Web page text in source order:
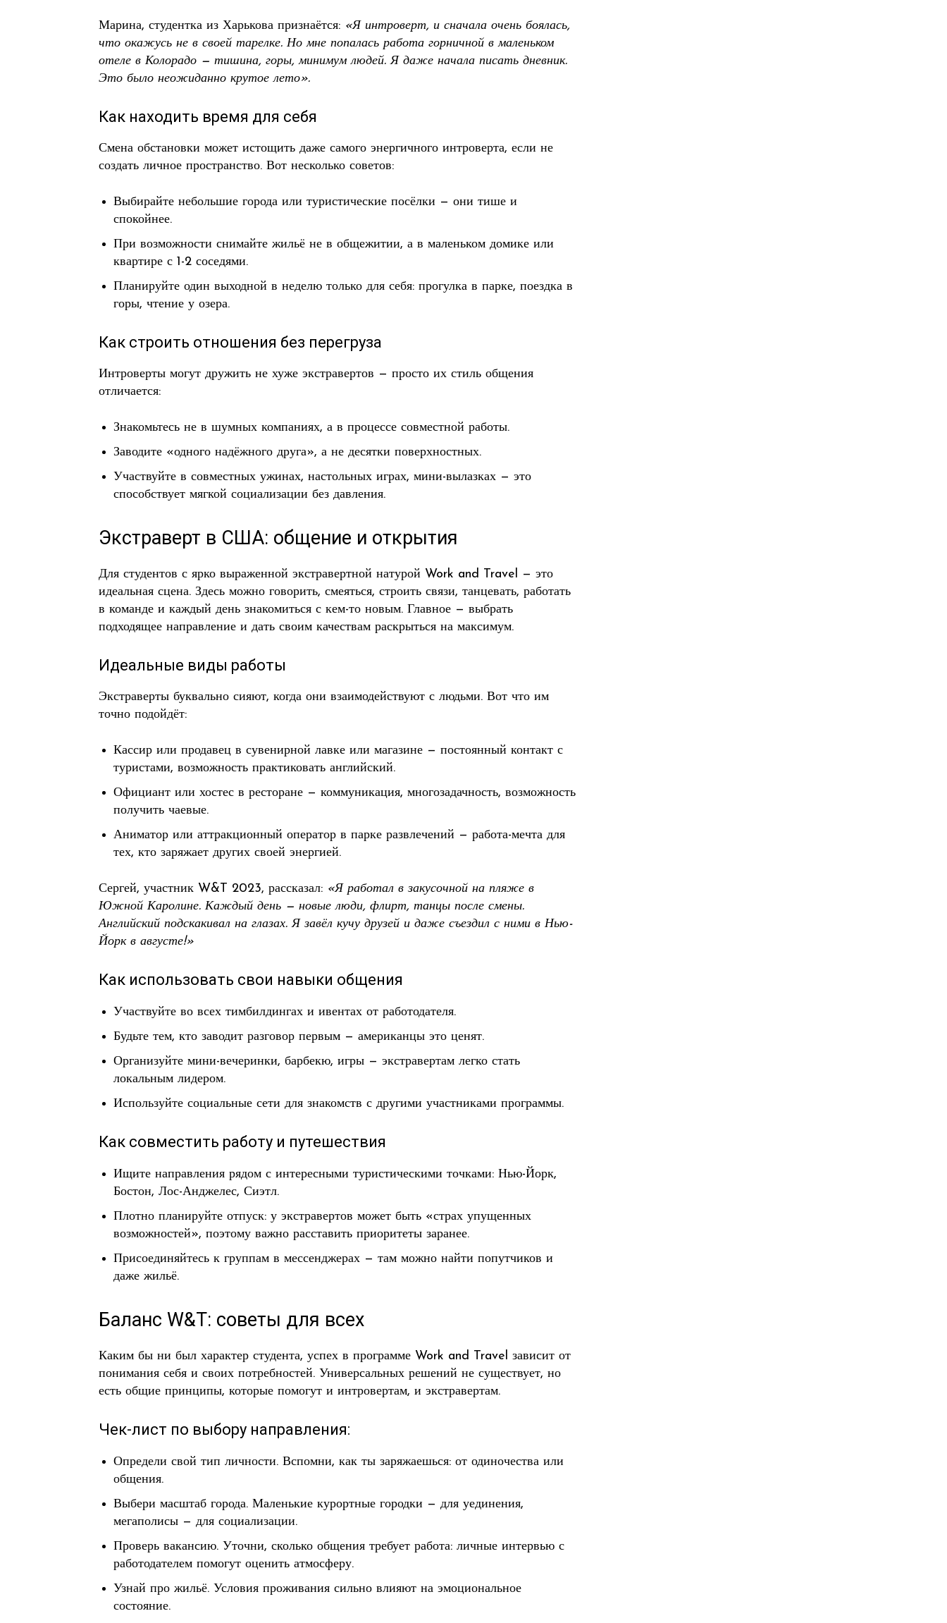
Марина, студентка из Харькова признаётся: «Я интроверт, и сначала очень боялась,
что окажусь не в своей тарелке. Но мне попалась работа горничной в маленьком
отеле в Колорадо — тишина, горы, минимум людей. Я даже начала писать дневник.
Это было неожиданно крутое лето».
Как находить время для себя
Смена обстановки может истощить даже самого энергичного интроверта, если не
создать личное пространство. Вот несколько советов:
Выбирайте небольшие города или туристические посёлки — они тише и
спокойнее.
При возможности снимайте жильё не в общежитии, а в маленьком домике или
квартире с 1-2 соседями.
Планируйте один выходной в неделю только для себя: прогулка в парке, поездка в
горы, чтение у озера.
Как строить отношения без перегруза
Интроверты могут дружить не хуже экстравертов — просто их стиль общения
отличается:
Знакомьтесь не в шумных компаниях, а в процессе совместной работы.
Заводите «одного надёжного друга», а не десятки поверхностных.
Участвуйте в совместных ужинах, настольных играх, мини-вылазках — это
способствует мягкой социализации без давления.
Экстраверт в США: общение и открытия
Для студентов с ярко выраженной экстравертной натурой Work and Travel — это
идеальная сцена. Здесь можно говорить, смеяться, строить связи, танцевать, работать
в команде и каждый день знакомиться с кем-то новым. Главное — выбрать
подходящее направление и дать своим качествам раскрыться на максимум.
Идеальные виды работы
Экстраверты буквально сияют, когда они взаимодействуют с людьми. Вот что им
точно подойдёт:
Кассир или продавец в сувенирной лавке или магазине — постоянный контакт с
туристами, возможность практиковать английский.
Официант или хостес в ресторане — коммуникация, многозадачность, возможность
получить чаевые.
Аниматор или аттракционный оператор в парке развлечений — работа-мечта для
тех, кто заряжает других своей энергией.
Сергей, участник W&T 2023, рассказал: «Я работал в закусочной на пляже в
Южной Каролине. Каждый день — новые люди, флирт, танцы после смены.
Английский подскакивал на глазах. Я завёл кучу друзей и даже съездил с ними в Нью-
Йорк в августе!»
Как использовать свои навыки общения
Участвуйте во всех тимбилдингах и ивентах от работодателя.
Будьте тем, кто заводит разговор первым — американцы это ценят.
Организуйте мини-вечеринки, барбекю, игры — экстравертам легко стать
локальным лидером.
Используйте социальные сети для знакомств с другими участниками программы.
Как совместить работу и путешествия
Ищите направления рядом с интересными туристическими точками: Нью-Йорк,
Бостон, Лос-Анджелес, Сиэтл.
Плотно планируйте отпуск: у экстравертов может быть «страх упущенных
возможностей», поэтому важно расставить приоритеты заранее.
Присоединяйтесь к группам в мессенджерах — там можно найти попутчиков и
даже жильё.
Баланс W&T: советы для всех
Каким бы ни был характер студента, успех в программе Work and Travel зависит от
понимания себя и своих потребностей. Универсальных решений не существует, но
есть общие принципы, которые помогут и интровертам, и экстравертам.
Чек-лист по выбору направления:
Определи свой тип личности. Вспомни, как ты заряжаешься: от одиночества или
общения.
Выбери масштаб города. Маленькие курортные городки — для уединения,
мегаполисы — для социализации.
Проверь вакансию. Уточни, сколько общения требует работа: личные интервью с
работодателем помогут оценить атмосферу.
Узнай про жильё. Условия проживания сильно влияют на эмоциональное
состояние.